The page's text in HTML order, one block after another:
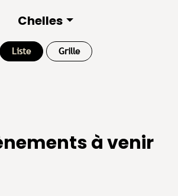
Chelles
Liste Grille
à venir